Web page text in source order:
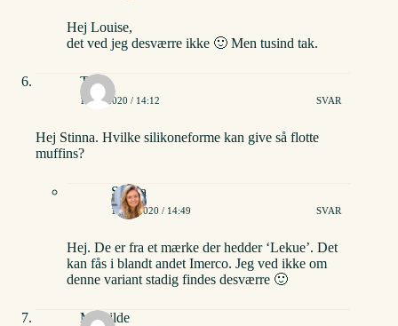
Hej Louise,
det ved jeg desværre ikke 🙂 Men tusind tak.
Trine
19/02/2020 / 14:12 SVAR
Hej Stinna. Hvilke silikoneforme kan give så flotte
muffins?
Stinna
19/02/2020 / 14:49 SVAR
Hej. De er fra et mærke der hedder ‘Lekue’. Det
kan fås i blandt andet Imerco. Jeg ved ikke om
denne variant stadig findes desværre 🙂
Mathilde